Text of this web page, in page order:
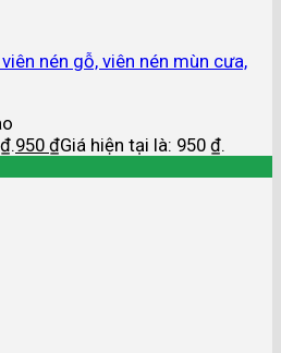
nén gỗ, viên nén mùn cưa,
950 ₫Giá hiện tại là: 950 ₫.